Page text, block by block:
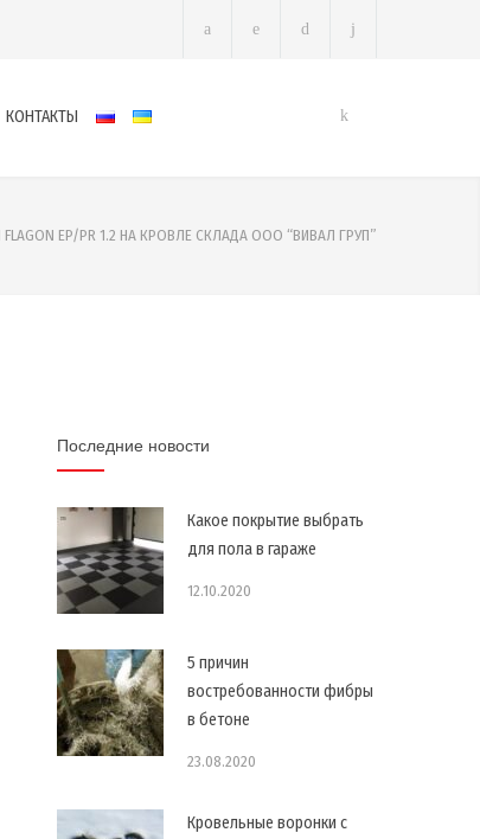
КОНТАКТЫ
EP/PR 1.2 НА КРОВЛЕ СКЛАДА ООО “ВИВАЛ ГРУП”
Последние новости
Какое покрытие выбрать
для пола в гараже
12.10.2020
5 причин
востребованности фибры
в бетоне
23.08.2020
Кровельные воронки с